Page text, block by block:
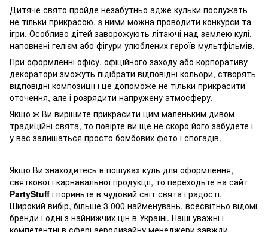
Дитяче свято пройде незабутньо адже кульки послужать
не тільки прикрасою, з ними можна проводити конкурси та
ігри. Особливо дітей заворожують літаючі над землею кулі,
наповнені гелієм або фігури улюблених героїв мультфільмів.
При оформленні офісу, офіційного заходу або корпоративу
декоратори зможуть підібрати відповідні кольори, створять
відповідні композиції і це допоможе не тільки прикрасити
оточення, але і розрядити напружену атмосферу.
Якщо ж Ви вирішите прикрасити цим маленьким дивом
традиційні свята, то повірте ви ще не скоро його забудете і
у вас залишаться просто бомбових фото і спогадів.
Якщо Ви знаходитесь в пошуках куль для оформлення,
святкової і карнавальної продукції, то переходьте на сайт
PartyStuff і пориньте в чудовий світ свята і радості.
Широкий вибір, більше 3 000 найменувань, всесвітньо відомі
бренди і одні з найнижчих цін в Україні. Наші уважні і
компетентні в сфері аеродизайну менеджери завжди